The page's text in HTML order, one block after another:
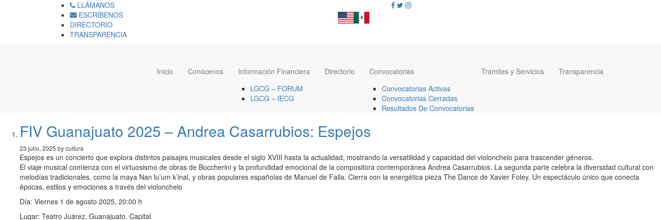
LLÁMANOS
ESCRÍBENOS
DIRECTORIO
TRANSPARENCIA
Inicio Conócenos
Información Financiera
LGCG – FORUM
LGCG – IECG
Directorio
Convocatorias
Convocatorias Activas
Convocatorias Cerradas
Resultados De Convocatorias
Tramites y Servicios Transparencia
FIV Guanajuato 2025 – Andrea Casarrubios: Espejos
23 julio, 2025 by cultura
Espejos es un concierto que explora distintos paisajes musicales desde el siglo XVIII hasta la actualidad, mostrando la versatilidad y capacidad del violonchelo para trascender géneros.
El viaje musical comienza con el virtuosismo de obras de Boccherini y la profundidad emocional de la compositora contemporánea Andrea Casarrubios. La segunda parte celebra la diversidad cultural con
melodías tradicionales, como la maya Nan lu’um k’inal, y obras populares españolas de Manuel de Falla. Cierra con la energética pieza The Dance de Xavier Foley. Un espectáculo único que conecta
épocas, estilos y emociones a través del violonchelo
Día: Viernes 1 de agosto 2025, 20:00 h
Lugar: Teatro Juárez, Guanajuato, Capital